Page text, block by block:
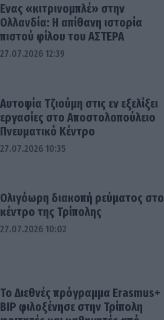
Ενας «κιτρινομπλέ» στην
Ολλανδία: Η απίθανη ιστορία
πιστού φίλου του ΑΣΤΕΡΑ
27.07.2026 12:39
Αυτοψία Τζιούμη στις εν εξελίξει
εργασίες στο Αποστολοπούλειο
Πνευματικό Κέντρο
27.07.2026 10:35
Ολιγόωρη διακοπή ρεύματος στο
κέντρο της Τρίπολης
27.07.2026 10:02
To Διεθνές πρόγραμμα Erasmus+
BIP φιλοξένησε στην Τρίπολη